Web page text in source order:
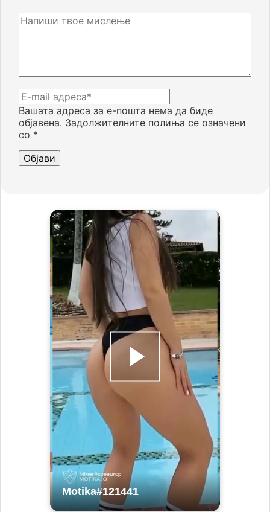
Вашата адреса за е-пошта нема да биде
објавена. Задолжителните полиња се означени
со *